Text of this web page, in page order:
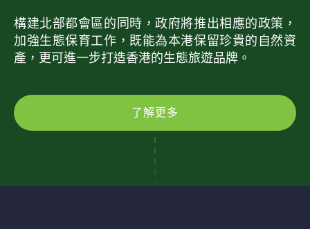
構建北部都會區的同時，政府將推出相應的政策，
加強生態保育工作，既能為本港保留珍貴的自然資
產，更可進一步打造香港的生態旅遊品牌。
了解更多